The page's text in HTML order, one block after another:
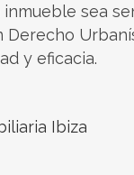
sea
y eficacia.
Ibiza